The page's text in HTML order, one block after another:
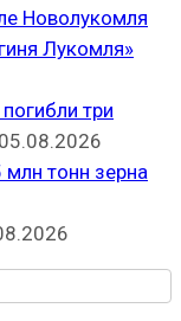
Новолукомля
Лукомля»
три
05.08.2026
тонн зерна